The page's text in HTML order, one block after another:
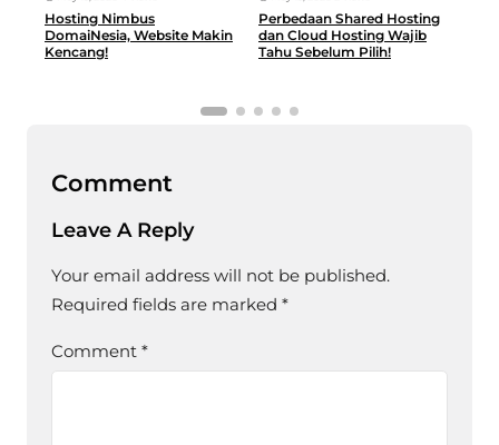
Hosting Nimbus
DomaiNesia, Website Makin
Kencang!
Perbedaan Shared Hosting
dan Cloud Hosting Wajib
Tahu Sebelum Pilih!
Comment
Leave A Reply
Your email address will not be published.
Required fields are marked *
Comment *